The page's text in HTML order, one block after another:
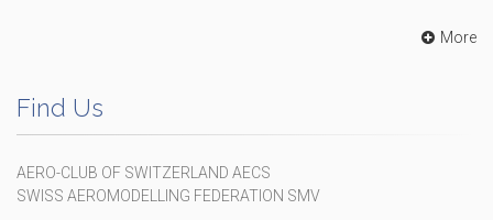
More
Find Us
AERO-CLUB OF SWITZERLAND AECS
SWISS AEROMODELLING FEDERATION SMV